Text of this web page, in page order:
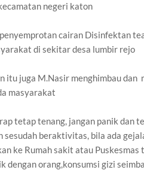
negeri katon
cairan Disinfektan
di sekitar desa lumbir rejo
itu juga M.Nasir menghimbau dan
masyarakat
tetap tenang, jangan panik dan
sesudah beraktivitas, bila ada
ke Rumah sakit atau
dengan orang,konsumsi gizi